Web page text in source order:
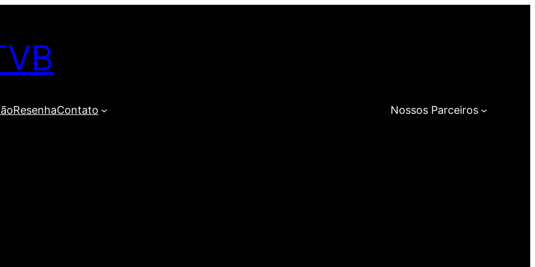
ResenhaContato Nossos Parceiros